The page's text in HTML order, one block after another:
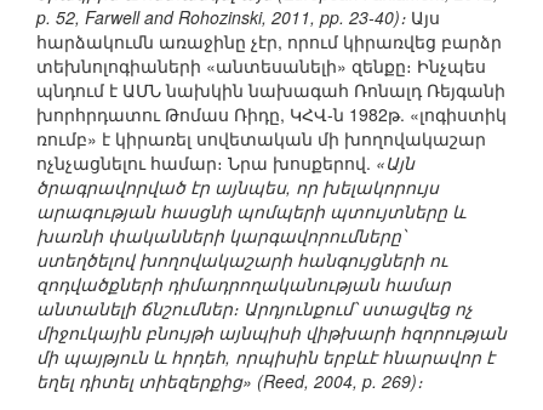
p. 52, Farwell and Rohozinski, 2011, pp. 23-40)։ Այս
հարձակումն առաջինը չէր, որում կիրառվեց բարձր
տեխնոլոգիաների «անտեսանելի» զենքը։ Ինչպես
պնդում է ԱՄՆ նախկին նախագահ Ռոնալդ Ռեյգանի
խորհրդատու Թոմաս Ռիդը, ԿՀՎ-ն 1982թ. «լոգիստիկ
ռումբ» է կիրառել սովետական մի խողովակաշար
ոչնչացնելու համար։ Նրա խոսքերով. «Այն
ծրագրավորված էր այնպես, որ խելակորույս
արագության հասցնի պոմպերի պտույտները և
խառնի փականների կարգավորումները՝
ստեղծելով խողովակաշարի հանգույցների ու
զոդվածքների դիմադրողականության համար
անտանելի ճնշումներ։ Արդյունքում՝ ստացվեց ոչ
միջուկային բնույթի այնպիսի վիթխարի հզորության
մի պայթյուն և հրդեհ, որպիսին երբևէ հնարավոր է
եղել դիտել տիեզերքից» (Reed, 2004, p. 269)։